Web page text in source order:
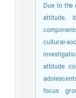
Due to
attitude,
attitude
focus